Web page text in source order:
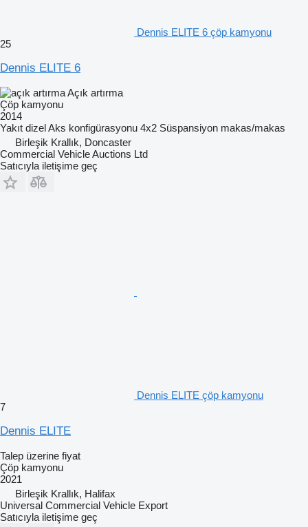
Dennis ELITE 6 çöp kamyonu
25
Dennis ELITE 6
Açık artırma
Çöp kamyonu
2014
Yakıt dizelAks konfigürasyonu 4x2 Süspansiyon makas/makas
Birleşik Krallık, Doncaster
Commercial Vehicle Auctions Ltd
Satıcıyla iletişime geç
Dennis ELITE çöp kamyonu
7
Dennis ELITE
Talep üzerine fiyat
Çöp kamyonu
2021
Birleşik Krallık, Halifax
Universal Commercial Vehicle Export
Satıcıyla iletişime geç